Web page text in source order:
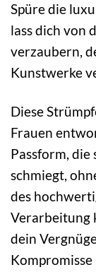
Spüre die
lass dich von
verzaubern,
Kunstwerke
Diese
Frauen
Passform,
schmiegt,
des
Verarbeitung
dein